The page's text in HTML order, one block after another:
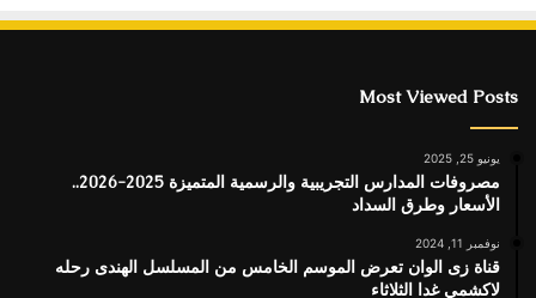
Most Viewed Posts
يونيو 25, 2025
مصروفات المدارس التجريبية والرسمية المتميزة 2025-2026..
الأسعار وطرق السداد
نوفمبر 11, 2024
قناة زى الوان تعرض الموسم الخامس من المسلسل الهندى رحله
لاكشمي غدا الثلاثاء